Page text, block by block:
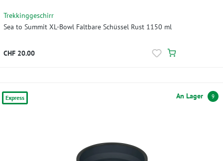
Trekkinggeschirr
Sea to Summit XL-Bowl Faltbare Schüssel Rust 1150 ml
CHF 20.00
Express An Lager 9